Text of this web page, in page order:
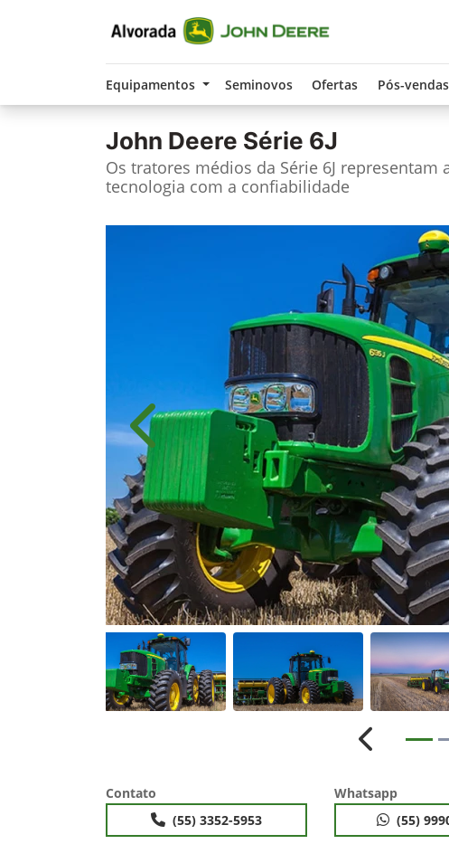
Equipamentos Seminovos Ofertas Pós-vendas
John Deere Série 6J
Os tratores médios da Série 6J representam
tecnologia com a confiabilidade
Anterior
Anterior
Contato
(55) 3352-5953
Whatsapp
(55)